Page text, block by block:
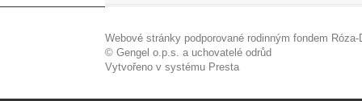
Webové stránky podporované rodinným fondem Róza-
© Gengel o.p.s. a uchovatelé odrůd
Vytvořeno v systému Presta